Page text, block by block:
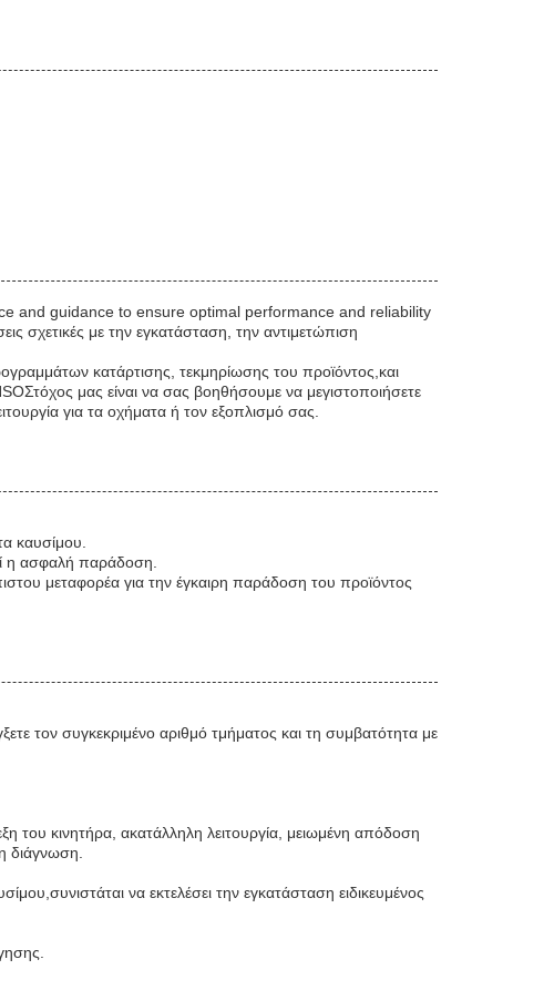
and guidance to ensure optimal performance and reliability
σχετικές με την εγκατάσταση, την αντιμετώπιση
κατάρτισης, τεκμηρίωσης του προϊόντος,και
μας είναι να σας βοηθήσουμε να μεγιστοποιήσετε
για τα οχήματα ή τον εξοπλισμό σας.
καυσίμου.
η ασφαλή παράδοση.
μεταφορέα για την έγκαιρη παράδοση του προϊόντος
τον συγκεκριμένο αριθμό τμήματος και τη συμβατότητα με
του κινητήρα, ακατάλληλη λειτουργία, μειωμένη απόδοση
διάγνωση.
να εκτελέσει την εγκατάσταση ειδικευμένος